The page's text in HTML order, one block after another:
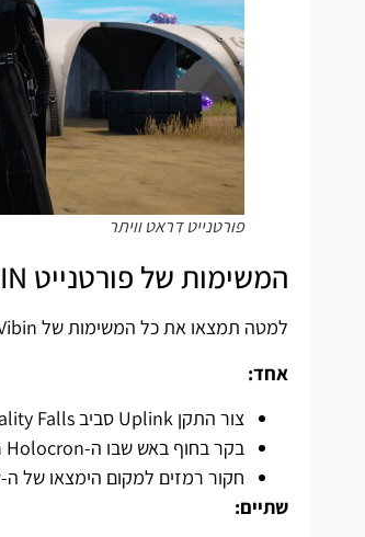
פורטנייט דראט וויתר
המשימות של פורטנייט VIBIN חלק רביעי מופיעות ברשימה
למטה תמצאו את כל המשימות של Fortnite Vibin' בחלק הרביעי – השלמת כל אתגרי החלק הרביעי תתגמל אתכם ב-36k XP.
אחד:
צור התקן Uplink סביב Reality Falls או Greasy Grove – 7k XP
בקר בחוף באש שבו ה-Sith Holocron נשטף – 7k XP
חקור רמזים למקום הימצאו של ה-Sith Holocron (3) – 7k XP
שתיים: